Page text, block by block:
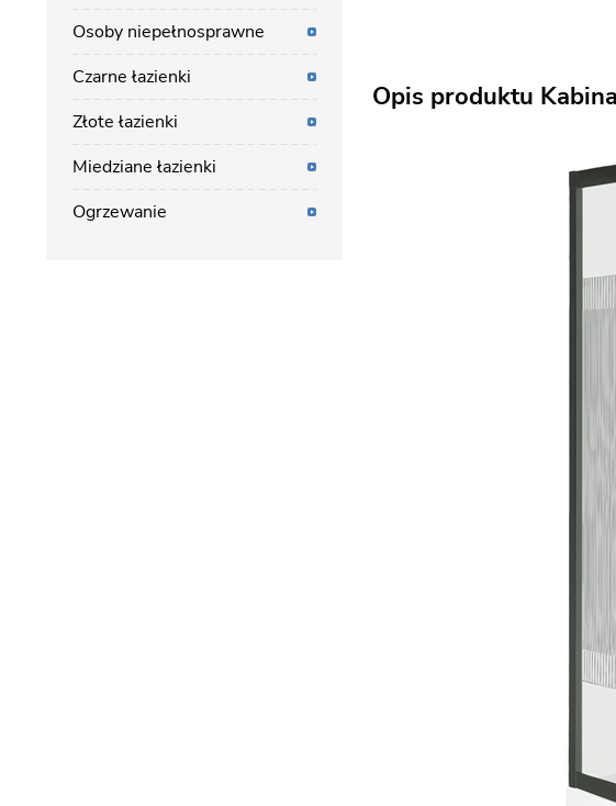
Opis produktu
Osoby niepełnosprawne
Czarne łazienki
Złote łazienki
Miedziane łazienki
Ogrzewanie